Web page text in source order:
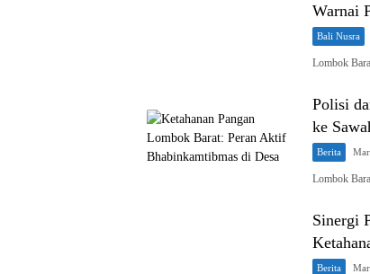
Warnai
Bali Nusra
Lombok
Polisi
ke
Berita
Lombok
Sinergi
Berita